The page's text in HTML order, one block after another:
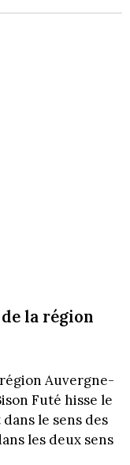
la région
Auvergne-
Futé hisse le
le sens des
les deux sens